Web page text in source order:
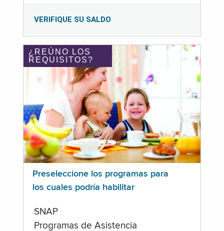
VERIFIQUE SU SALDO
¿REÚNO LOS
REQUISITOS?
Preseleccione los programas para
los cuales podría habilitar
SNAP
Programas de Asistencia